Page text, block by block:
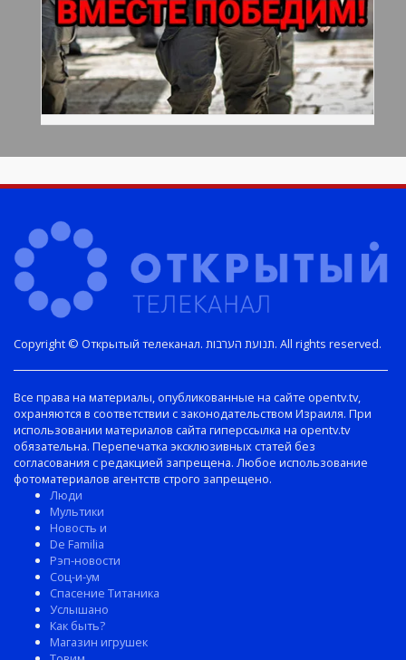
Copyright © Открытый телеканал. תנועת הערבות. All rights reserved.
Все права на материалы, опубликованные на сайте opentv.tv,
охраняются в соответствии с законодательством Израиля. При
использовании материалов сайта гиперссылка на opentv.tv
обязательна. Перепечатка эксклюзивных статей без
согласования с редакцией запрещена. Любое использование
фотоматериалов агентств строго запрещено.
Люди
Мультики
Новость и
De Familia
Рэп-новости
Соц-и-ум
Спасение Титаника
Услышано
Как быть?
Магазин игрушек